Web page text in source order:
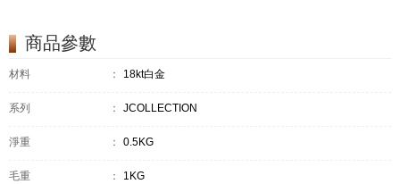
商品參數
材料 ： 18kt白金
系列 ： JCOLLECTION
淨重 ： 0.5KG
毛重 ： 1KG